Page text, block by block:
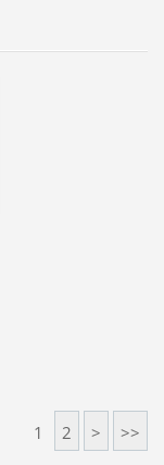
1 2 > >>